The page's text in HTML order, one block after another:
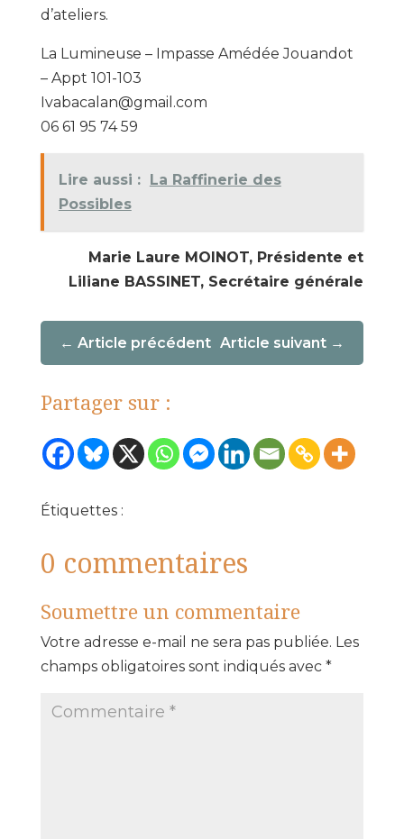
d’ateliers.
La Lumineuse – Impasse Amédée Jouandot
– Appt 101-103
Ivabacalan@gmail.com
06 61 95 74 59
Lire aussi : La Raffinerie des
Possibles
Marie Laure MOINOT, Présidente et
Liliane BASSINET, Secrétaire générale
Article suivant
Article précédent
Partager sur :
Étiquettes :
0 commentaires
Soumettre un commentaire
Votre adresse e-mail ne sera pas publiée. Les
champs obligatoires sont indiqués avec *